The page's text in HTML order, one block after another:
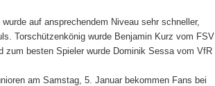
auf ansprechendem Niveau sehr schneller,
Torschützenkönig wurde Benjamin Kurz vom FSV
zum besten Spieler wurde Dominik Sessa vom VfR
am Samstag, 5. Januar bekommen Fans bei